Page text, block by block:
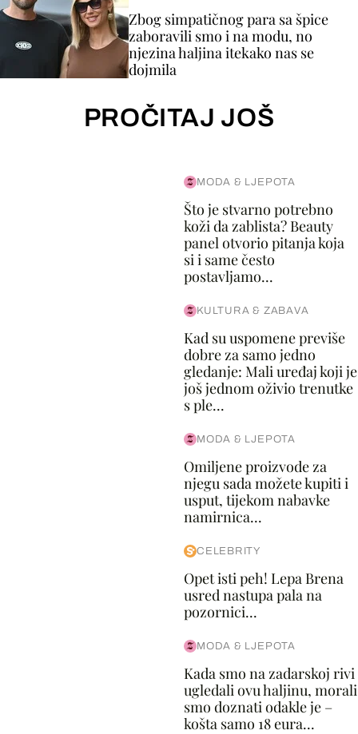
Zbog simpatičnog para sa špice
zaboravili smo i na modu, no
njezina haljina itekako nas se
dojmila
PROČITAJ JOŠ
MODA & LJEPOTA
Što je stvarno potrebno
koži da zablista? Beauty
panel otvorio pitanja koja
si i same često
postavljamo...
KULTURA & ZABAVA
Kad su uspomene previše
dobre za samo jedno
gledanje: Mali uređaj koji je
još jednom oživio trenutke
s ple...
MODA & LJEPOTA
Omiljene proizvode za
njegu sada možete kupiti i
usput, tijekom nabavke
namirnica...
CELEBRITY
Opet isti peh! Lepa Brena
usred nastupa pala na
pozornici...
MODA & LJEPOTA
Kada smo na zadarskoj rivi
ugledali ovu haljinu, morali
smo doznati odakle je –
košta samo 18 eura...